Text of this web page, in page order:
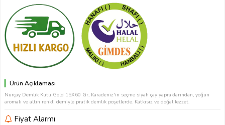
Ürün Açıklaması
Nurçay Demlik Kutu Gold 15X60 Gr, Karadeniz'in seçme siyah çay yapraklarından, yoğun
aromalı ve altın renkli demiyle pratik demlik poşetlerde. Katkısız ve doğal lezzet.
Fiyat Alarmı